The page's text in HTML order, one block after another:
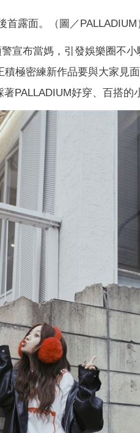
首露面。（圖／PALLADIUM
警宣布當媽，引發娛樂圈不
極密練新作品要與大家見
PALLADIUM好穿、百搭的